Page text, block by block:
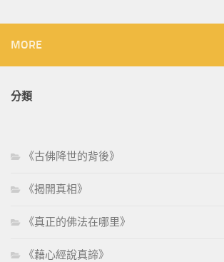
MORE
分類
《古佛降世的背後》
《揭開真相》
《真正的佛法在哪里》
《藉心經說真諦》